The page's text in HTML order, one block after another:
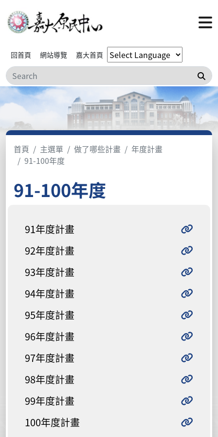
回首頁 網站導覽 嘉大首頁
搜
首頁 主選單 做了哪些計畫
年度計畫
91-100年度
91-100年度
91年度計畫
92年度計畫
93年度計畫
94年度計畫
95年度計畫
96年度計畫
97年度計畫
98年度計畫
99年度計畫
100年度計畫